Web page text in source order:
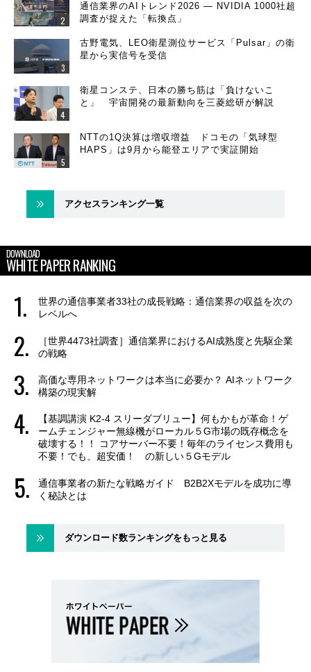
通信業界のAIトレンド2026 ― NVIDIA 1000社超
調査が捉えた「転換点」
古野電気、LEO衛星測位サービス「Pulsar」の衛
星から実信号を受信
衛星コンステ、日本の勝ち筋は「負けないこ
と」 宇宙開発の最新動向を三菱総研が解説
NTTの1Q決算は増収増益 ドコモの「気球型
HAPS」は9月から能登エリアで実証開始
アクセスランキング一覧
DOWNLOAD
WHITE PAPER RANKING
世界の通信事業者33社の成長戦略：通信業界の収益を次の
レベルへ
［世界4473社調査］通信業界におけるAI成熟度と先駆企業
の戦略
高価な専用ネットワークは本当に必要か？ AIネットワーク
構築の現実解
【基調講演 K2-4 スリーダブリュー】何もかもが革命！ゲ
ームチェンジャー無線機がローカル５G市場の既存概念を
破壊する！！ コアサーバー不要！毎年のライセンス費用も
不要！でも、超安価！ の新しい５Gモデル
通信事業者の新たな戦略ガイド B2B2Xモデルを成功に導
く秘訣とは
ダウンロード数ランキングをもっと見る